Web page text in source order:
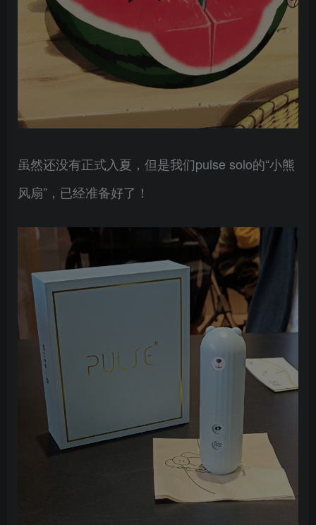
虽然还没有正式入夏，但是我们pulse solo的“小熊
风扇”，已经准备好了！